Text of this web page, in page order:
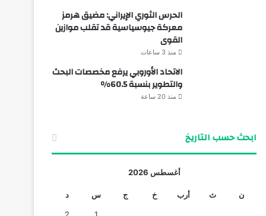
الحرس الثوري الإيراني: مضيق هرمز
معركة جيوسياسية قد تقلب موازين
القوى
منذ 3 ساعات
الاتحاد الأوروبي يرفع مخصصات البحث
والتطوير بنسبة 60.5%
منذ 20 ساعة
ابحث حسب التاريخ
أغسطس 2026
ن ث أرب خ ج س د